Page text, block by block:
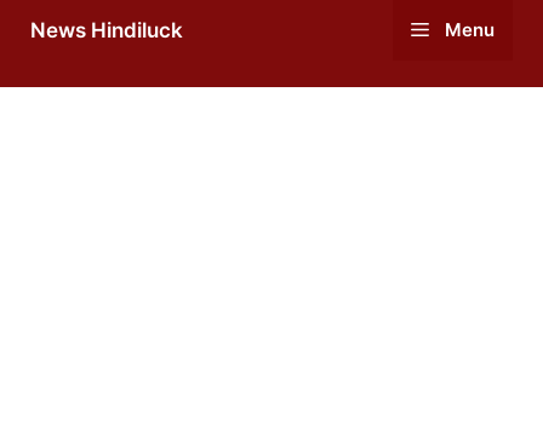
News Hindiluck Menu